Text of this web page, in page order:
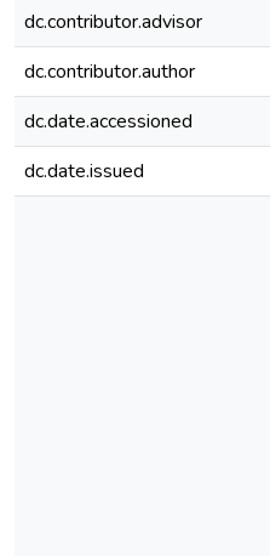
dc.contributor.advisor
dc.contributor.author
dc.date.accessioned
dc.date.issued